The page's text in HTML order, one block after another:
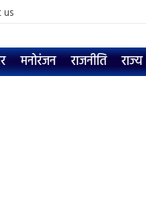
us
मनोरंजन राजनीति राज्य